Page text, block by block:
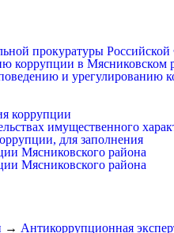
прокуратуры
коррупции в Мясниковском
и урегулированию
коррупции
имущественного
для заполнения
Мясниковского района
Мясниковского района
→ Антикоррупционная